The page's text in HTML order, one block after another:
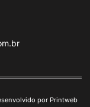
por Printweb